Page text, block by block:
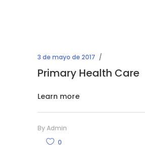
3 de mayo de 2017
Primary Health Care
Learn more
ByAdmin
0